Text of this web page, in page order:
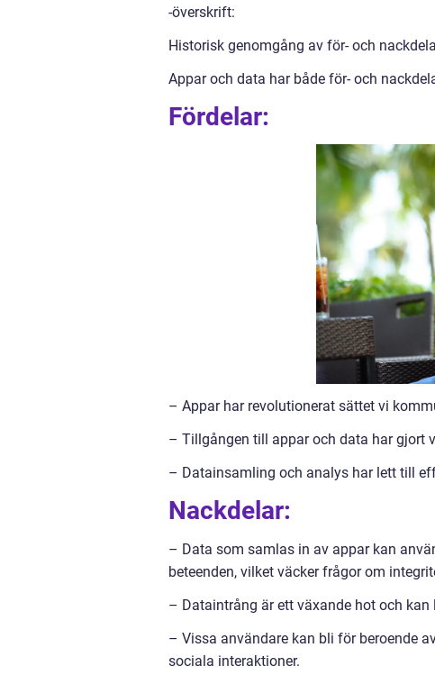
-överskrift:
Historisk genomgång av för- och
Appar och data har både för- och
Fördelar:
– Appar har revolutionerat sättet vi
– Tillgången till appar och data har gjort
– Datainsamling och analys har lett till
Nackdelar:
– Data som samlas in av appar kan
beteenden, vilket väcker frågor om
– Dataintrång är ett växande hot och
– Vissa användare kan bli för beroende
sociala interaktioner.